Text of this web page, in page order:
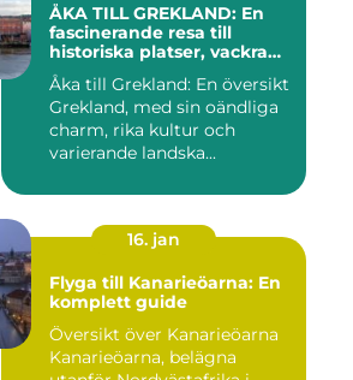
ÅKA TILL GREKLAND: En
fascinerande resa till
historiska platser, vackra
stränder och lockande
kulturer
Åka till Grekland: En översikt
Grekland, med sin oändliga
charm, rika kultur och
varierande landska...
16. jan
Flyga till Kanarieöarna: En
komplett guide
Översikt över Kanarieöarna
Kanarieöarna, belägna